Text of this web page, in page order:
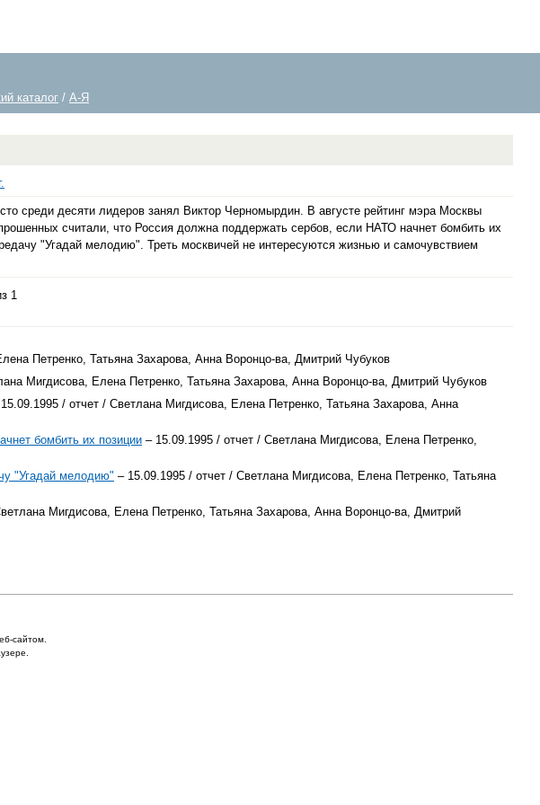
каталог / А-Я
среди десяти лидеров занял Виктор Черномырдин. В августе рейтинг мэра Москвы
считали, что Россия должна поддержать сербов, если НАТО начнет бомбить их
"Угадай мелодию". Треть москвичей не интересуются жизнью и самочувствием
1
Петренко, Татьяна Захарова, Анна Воронцо-ва, Дмитрий Чубуков
Мигдисова, Елена Петренко, Татьяна Захарова, Анна Воронцо-ва, Дмитрий Чубуков
/ отчет / Светлана Мигдисова, Елена Петренко, Татьяна Захарова, Анна
бомбить их позиции – 15.09.1995 / отчет / Светлана Мигдисова, Елена Петренко,
"Угадай мелодию" – 15.09.1995 / отчет / Светлана Мигдисова, Елена Петренко, Татьяна
Мигдисова, Елена Петренко, Татьяна Захарова, Анна Воронцо-ва, Дмитрий
сайтом.